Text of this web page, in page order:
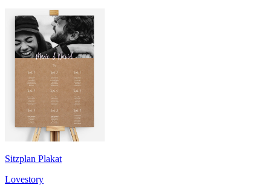
Sitzplan Plakat
Lovestory